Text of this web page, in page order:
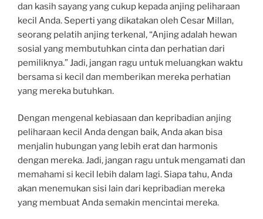
dan kasih sayang yang cukup kepada anjing peliharaan
kecil Anda. Seperti yang dikatakan oleh Cesar Millan,
seorang pelatih anjing terkenal, “Anjing adalah hewan
sosial yang membutuhkan cinta dan perhatian dari
pemiliknya.” Jadi, jangan ragu untuk meluangkan waktu
bersama si kecil dan memberikan mereka perhatian
yang mereka butuhkan.
Dengan mengenal kebiasaan dan kepribadian anjing
peliharaan kecil Anda dengan baik, Anda akan bisa
menjalin hubungan yang lebih erat dan harmonis
dengan mereka. Jadi, jangan ragu untuk mengamati dan
memahami si kecil lebih dalam lagi. Siapa tahu, Anda
akan menemukan sisi lain dari kepribadian mereka
yang membuat Anda semakin mencintai mereka.